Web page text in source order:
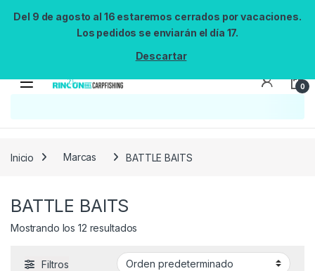
Del 9 de agosto al 16 estaremos cerrados por vacaciones.
Los pedidos se enviarán el día 17.
Descartar
0
Inicio Marcas BATTLE BAITS
BATTLE BAITS
Mostrando los 12 resultados
Filtros